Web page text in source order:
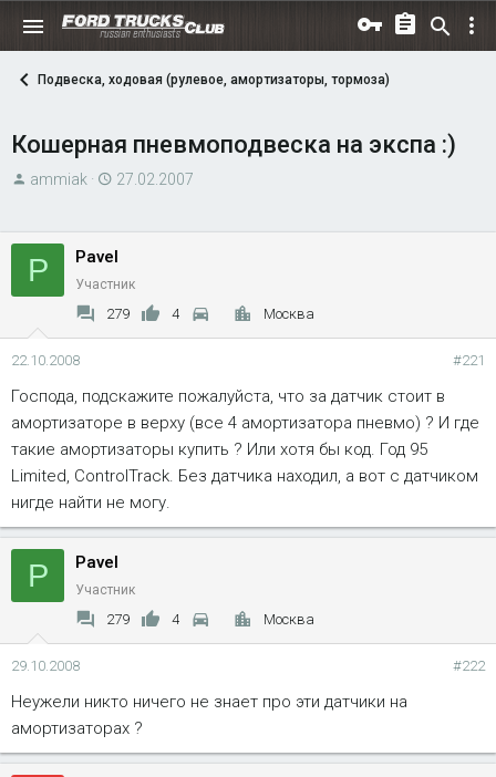
Подвеска, ходовая (рулевое, амортизаторы, тормоза)
Кошерная пневмоподвеска на экспа :)
А
р
т
ammiak
Д
а
ч
а
27.02.2007
P Pavel
Участник
279 4 Москва
22.10.2008 #221
Господа, подскажите пожалуйста, что за датчик стоит в
амортизаторе в верху (все 4 амортизатора пневмо) ? И где
такие амортизаторы купить ? Или хотя бы код. Год 95
Limited, ControlTrack. Без датчика находил, а вот с датчиком
нигде найти не могу.
P Pavel
Участник
279 4 Москва
29.10.2008 #222
Неужели никто ничего не знает про эти датчики на
амортизаторах ?